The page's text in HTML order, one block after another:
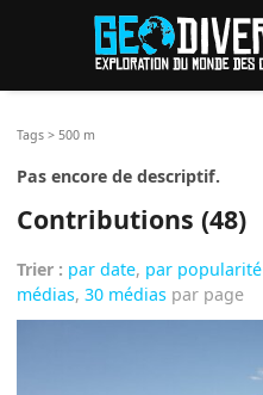
Tags > 500 m
Pas encore de descriptif.
Contributions (48)
Trier : par date, par popularité
médias,30 médias par page